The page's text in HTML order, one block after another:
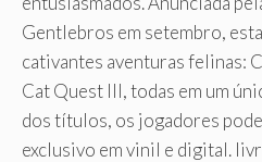
Gentlebros em setembro,
cativantes aventuras felinas:
Cat Quest III, todas em um
dos títulos, os jogadores
exclusivo em vinil e digital.